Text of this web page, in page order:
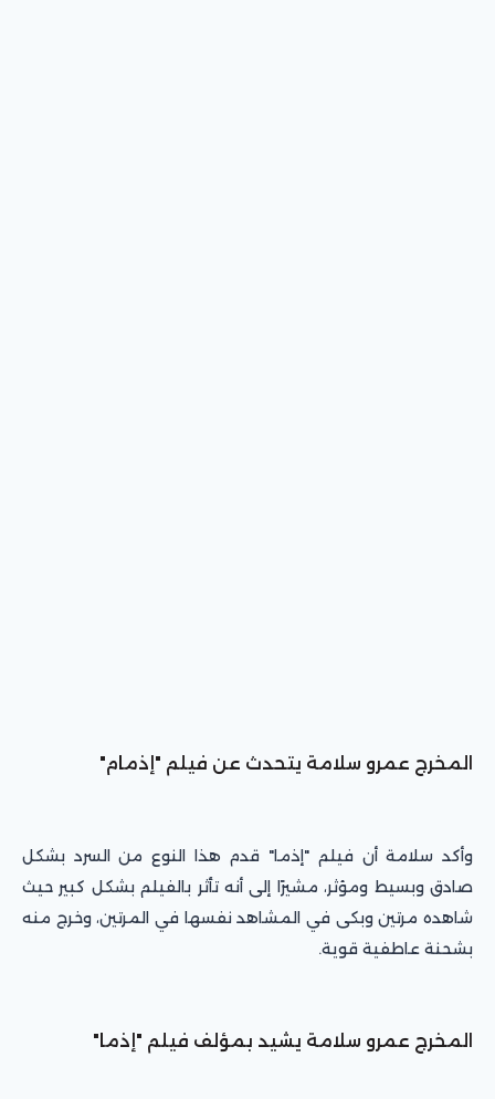
المخرج عمرو سلامة يتحدث عن فيلم "إذمام"
وأكد سلامة أن فيلم "إذما" قدم هذا النوع من السرد بشكل
صادق وبسيط ومؤثر، مشيرًا إلى أنه تأثر بالفيلم بشكل كبير حيث
شاهده مرتين وبكى في المشاهد نفسها في المرتين، وخرج منه
بشحنة عاطفية قوية.
المخرج عمرو سلامة يشيد بمؤلف فيلم "إذما"